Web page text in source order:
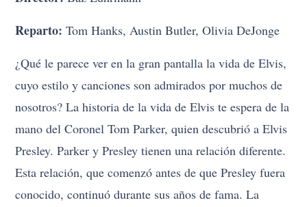
Reparto: Tom Hanks, Austin Butler, Olivia DeJonge
¿Qué le parece ver en la gran pantalla la vida de Elvis,
cuyo estilo y canciones son admirados por muchos de
nosotros? La historia de la vida de Elvis te espera de la
mano del Coronel Tom Parker, quien descubrió a Elvis
Presley. Parker y Presley tienen una relación diferente.
Esta relación, que comenzó antes de que Presley fuera
conocido, continuó durante sus años de fama. La